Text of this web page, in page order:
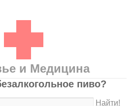
и Медицина
пиво?
Найти!